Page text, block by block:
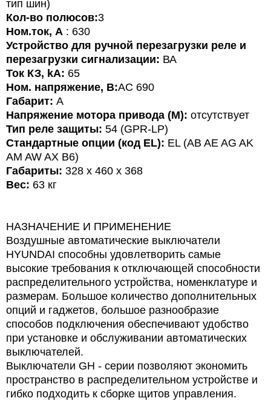
тип шин)
Кол-во полюсов:3
Ном.ток, А : 630
Устройство для ручной перезагрузки реле и
перезагрузки сигнализации: ВА
Ток КЗ, kA: 65
Ном. напряжение, В:АС 690
Габарит: А
Напряжение мотора привода (M): отсутствует
Тип реле защиты: 54 (GPR-LР)
Стандартные опции (код EL): EL (AB AE AG AK
AM AW AX B6)
Габариты: 328 x 460 x 368
Вес: 63 кг
НАЗНАЧЕНИЕ И ПРИМЕНЕНИЕ
Воздушные автоматические выключатели
HYUNDAI способны удовлетворить самые
высокие требования к отключающей способности
распределительного устройства, номенклатуре и
размерам. Большое количество дополнительных
опций и гаджетов, большое разнообразие
способов подключения обеспечивают удобство
при установке и обслуживании автоматических
выключателей.
Выключатели GН - серии позволяют экономить
пространство в распределительном устройстве и
гибко подходить к сборке щитов управления.